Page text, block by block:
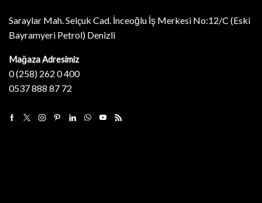
Saraylar Mah. Selçuk Cad. İnceoğlu İş Merkesi No:12/C (Eski
Bayramyeri Petrol) Denizli
Mağaza Adresimiz
0 (258) 262 0 400
0537 888 87 72